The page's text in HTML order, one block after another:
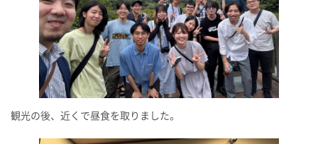
観光の後、近くで昼食を取りました。